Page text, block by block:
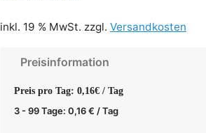
inkl. 19 % MwSt. zzgl. Versandkosten
Preisinformation
Preis pro Tag: 0,16€ / Tag
3 - 99 Tage: 0,16€ / Tag